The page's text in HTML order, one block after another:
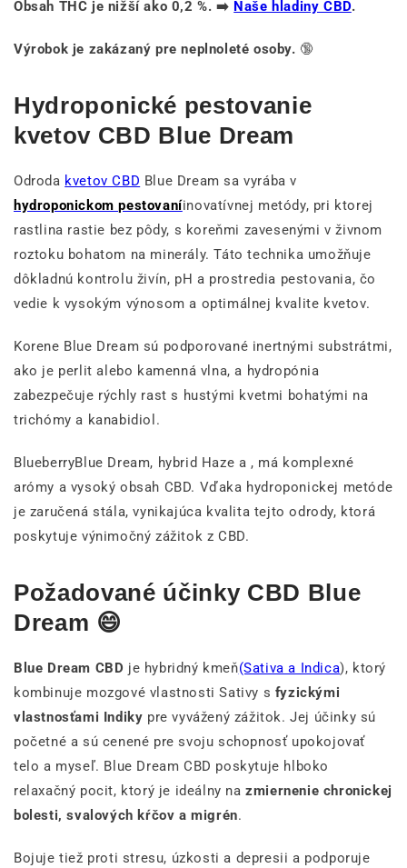
Obsah THC je nižší ako 0,2 %. ➡️ Naše hladiny CBD.
Výrobok je zakázaný pre neplnoleté osoby. 🔞
Hydroponické pestovanie
kvetov CBD Blue Dream
Odroda kvetov CBD Blue Dream sa vyrába v
hydroponickom pestovaníinovatívnej metódy, pri ktorej
rastlina rastie bez pôdy, s koreňmi zavesenými v živnom
roztoku bohatom na minerály. Táto technika umožňuje
dôkladnú kontrolu živín, pH a prostredia pestovania, čo
vedie k vysokým výnosom a optimálnej kvalite kvetov.
Korene Blue Dream sú podporované inertnými substrátmi,
ako je perlit alebo kamenná vlna, a hydropónia
zabezpečuje rýchly rast s hustými kvetmi bohatými na
trichómy a kanabidiol.
BlueberryBlue Dream, hybrid Haze a , má komplexné
arómy a vysoký obsah CBD. Vďaka hydroponickej metóde
je zaručená stála, vynikajúca kvalita tejto odrody, ktorá
poskytuje výnimočný zážitok z CBD.
Požadované účinky CBD Blue
Dream 😄
Blue Dream CBD je hybridný kmeň(Sativa a Indica), ktorý
kombinuje mozgové vlastnosti Sativy s fyzickými
vlastnosťami Indiky pre vyvážený zážitok. Jej účinky sú
početné a sú cenené pre svoju schopnosť upokojovať
telo a myseľ. Blue Dream CBD poskytuje hlboko
relaxačný pocit, ktorý je ideálny nazmiernenie chronickej
bolesti, svalových kŕčov a migrén.
Bojuje tiež proti stresu, úzkosti a depresii a podporuje